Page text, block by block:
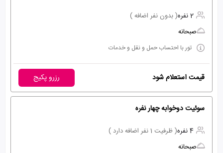
2 نفره
( بدون نفر اضافه )
صبحانه
تور با احتساب حمل و نقل و خدمات
قیمت استعلام شود رزرو پکیج
سوئیت دوخوابه چهار نفره
4 نفره
( ظرفیت 1 نفر اضافه دارد )
صبحانه